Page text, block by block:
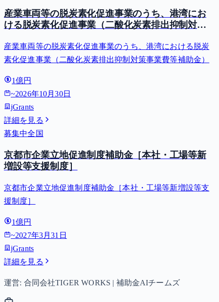
産業車両等の脱炭素化促進事業のうち、港湾にお
ける脱炭素化促進事業（二酸化炭素排出抑制対策
産業車両等の脱炭素化促進事業のうち、港湾における脱炭
素化促進事業（二酸化炭素排出抑制対策事業費等補助金）
1億円
~2026年10月30日
jGrants
詳細を見る
募集中全国
京都市企業立地促進制度補助金［本社・工場等新
増設等支援制度］
京都市企業立地促進制度補助金［本社・工場等新増設等支
援制度］
1億円
~2027年3月31日
jGrants
詳細を見る
運営: 合同会社TIGER WORKS | 補助金AIチームズ